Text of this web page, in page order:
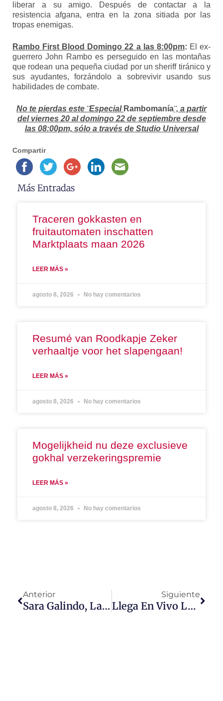
liberar a su amigo. Después de contactar a la
resistencia afgana, entra en la zona sitiada por las
tropas enemigas.
Rambo First Blood Domingo 22 a las 8:00pm: El ex-
guerrero John Rambo es perseguido en las montañas
que rodean una pequeña ciudad por un sheriff tiránico y
sus ayudantes, forzándolo a sobrevivir usando sus
habilidades de combate.
No te pierdas este ¨Especial Rambomanía¨, a partir
del viernes 20 al domingo 22 de septiembre desde
las 08:00pm, sólo a través de Studio Universal
Compartir
Más Entradas
Traceren gokkasten en
fruitautomaten inschatten
Marktplaats maan 2026
LEER MÁS »
agosto 8, 2026 No hay comentarios
Resumé van Roodkapje Zeker
verhaaltje voor het slapengaan!
LEER MÁS »
agosto 8, 2026 No hay comentarios
Mogelijkheid nu deze exclusieve
gokhal verzekeringspremie
LEER MÁS »
agosto 8, 2026 No hay comentarios
Anterior
Sara Galindo, Laura Tobón Y Alex Córdova Se Unen A Angie Taddei En La Nueva Temporada De “Cámbiame El Look”
Siguiente
Llega En Vivo La Alfombra Roja E! Premios Emmy 2019